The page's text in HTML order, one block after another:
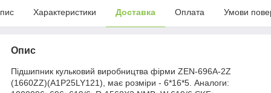
Характеристики Доставка Оплата Умови
Опис
Підшипник кульковий виробництва фірми ZEN-696A-2Z
(1660ZZ)(A1P25LY121), має розміри - 6*16*5. Аналоги: